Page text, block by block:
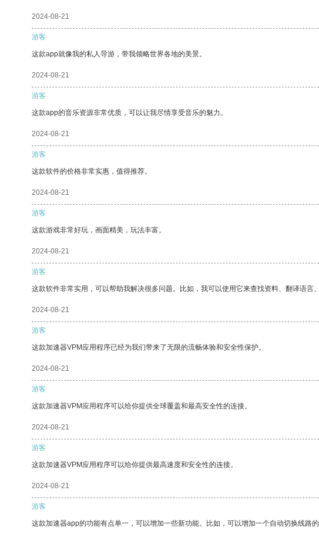
2024-08-21
游客
这款app就像我的私人导游，带我领略世界各地的美景。
2024-08-21
游客
这款app的音乐资源非常优质，可以让我尽情享受音乐的魅力。
2024-08-21
游客
这款软件的价格非常实惠，值得推荐。
2024-08-21
游客
这款游戏非常好玩，画面精美，玩法丰富。
2024-08-21
游客
这款软件非常实用，可以帮助我解决很多问题。比如，我可以使用它来查找资料、翻译语言
2024-08-21
游客
这款加速器VPM应用程序已经为我们带来了无限的流畅体验和安全性保护。
2024-08-21
游客
这款加速器VPM应用程序可以给你提供全球覆盖和最高安全性的连接。
2024-08-21
游客
这款加速器VPM应用程序可以给你提供最高速度和安全性的连接。
2024-08-21
游客
这款加速器app的功能有点单一，可以增加一些新功能。比如，可以增加一个自动切换线路